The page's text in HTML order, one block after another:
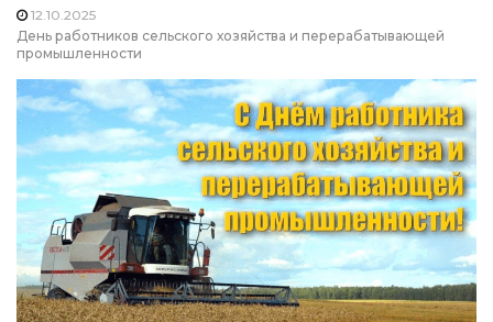
12.10.2025
День работников сельского хозяйства и перерабатывающей
промышленности